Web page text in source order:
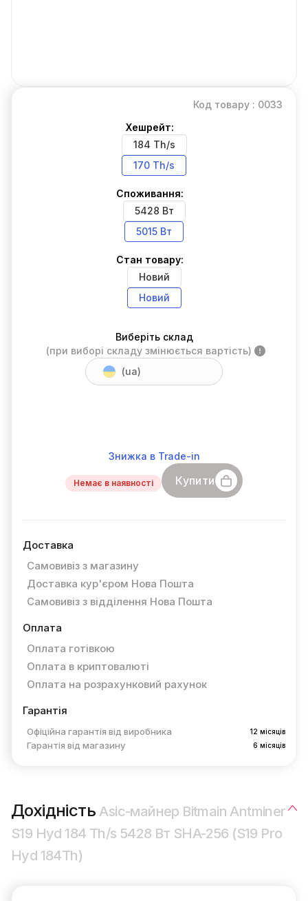
Код товару : 0033
Хешрейт:
184 Th/s
170 Th/s
Споживання:
5428 Вт
5015 Вт
Стан товару:
Новий
Новий
Виберіть склад
(при виборі складу змінюється вартість)
(ua)
Знижка в Trade-in
Немає в наявності Купити
Доставка
Самовивіз з магазину
Доставка кур'єром Нова Пошта
Самовивіз з відділення Нова Пошта
Оплата
Оплата готівкою
Оплата в криптовалюті
Оплата на розрахунковий рахунок
Гарантія
Офіційна гарантія від виробника 12 місяців
Гарантія від магазину 6 місяців
ДохідністьAsic-майнер Bitmain Antminer
S19 Hyd 184 Th/s 5428 Вт SHA-256 (S19 Pro
Hyd 184Th)